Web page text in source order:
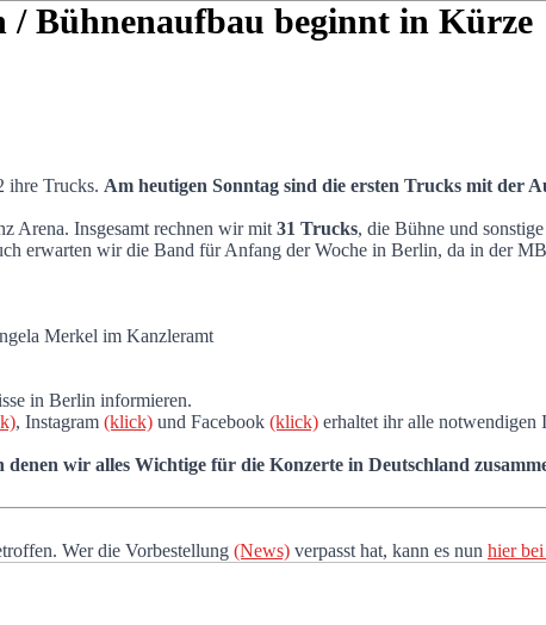
Bühnenaufbau beginnt in Kürze
beginnt in Kürze
ihre Trucks. Am heutigen Sonntag sind die ersten Trucks mit der
Arena. Insgesamt rechnen wir mit 31 Trucks, die Bühne und
erwarten wir die Band für Anfang der Woche in Berlin, da in der
Merkel im Kanzleramt
in Berlin informieren.
, Instagram (klick) und Facebook (klick) erhaltet ihr alle notwendigen
denen wir alles Wichtige für die Konzerte in Deutschland
Wer die Vorbestellung (News) verpasst hat, kann es nun hier